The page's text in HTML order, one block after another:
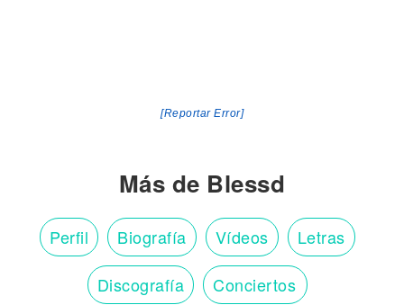
[Reportar Error]
Más de Blessd
Perfil Biografía Vídeos Letras
Discografía Conciertos